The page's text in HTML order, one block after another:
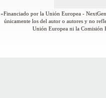
«Financiado por la Unión Europea -
únicamente los del autor o autores y no
Unión Europea ni la Comisión